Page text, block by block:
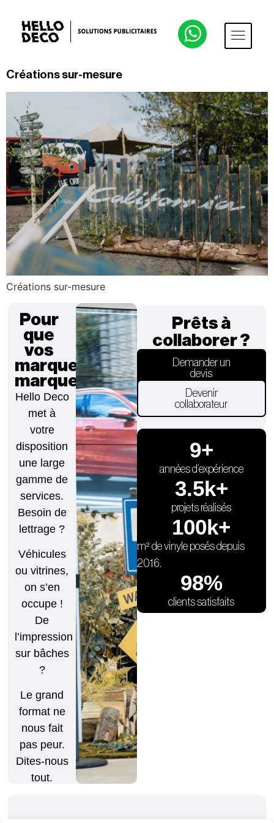
Créations sur-mesure
Créations sur-mesure
Pour
que
vos
marques
marquent.
Hello Deco
met à
votre
disposition
une large
gamme de
services.
Besoin de
lettrage ?
Véhicules
ou vitrines,
on s’en
occupe !
De
l’impression
sur bâches
?
Le grand
format ne
nous fait
pas peur.
Dites-nous
tout.
Prêts à
collaborer ?
Demander un
devis
Devenir
collaborateur
années d’expérience
9+
projets réalisés
3.5k+
m² de vinyle posés depuis
2016.
100k+
clients satisfaits
98%